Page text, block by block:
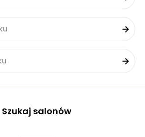
Szukaj salonów